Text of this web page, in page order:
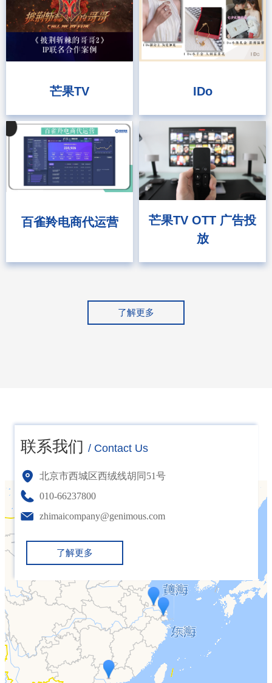
芒果TV
了解更多
IDo
百雀羚电商代运营
芒果TV OTT ⼴告投
放
联系我们 / Contact Us
北京市西城区西绒线胡同51号
010-66237800
zhimaicompany@genimous.com
了解更多